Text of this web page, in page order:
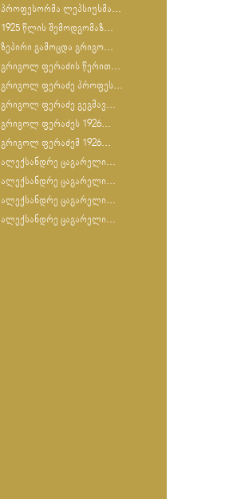
პროფესორმა ლეპსიუსმა...
1925 წლის შემოდგომაზ...
ზეპირი გამოცდა გრიგო...
გრიგოლ ფერაძის წერით...
გრიგოლ ფერაძე პროფეს...
გრიგოლ ფერაძე გეგმავ...
გრიგოლ ფერაძეს 1926...
გრიგოლ ფერაძემ 1926...
ალექსანდრე ცაგარელი...
ალექსანდრე ცაგარელი...
ალექსანდრე ცაგარელი...
ალექსანდრე ცაგარელი...